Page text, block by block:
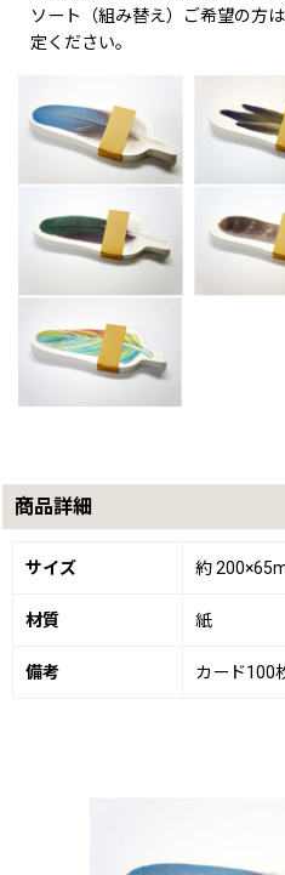
ソート（組み替え）ご希望の方
定ください。
商品詳細
サイズ 約
材質 紙
備考 カード100